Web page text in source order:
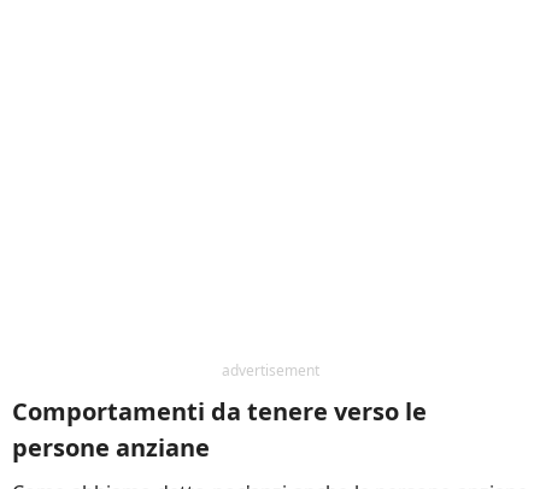
advertisement
Comportamenti da tenere verso le
persone anziane